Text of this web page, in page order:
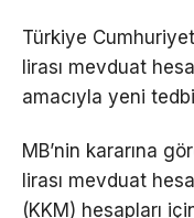
Türkiye
lirası mevduat
amacıyla yeni
MB’nin kararına
lirası mevduat
(KKM) hesapları